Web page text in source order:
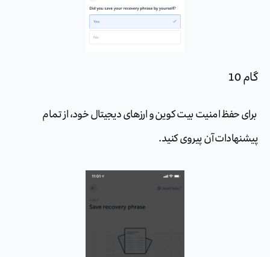
گام 10
برای حفظ امنیت بیت کوین و ارزهای دیجیتال خود، از تمام
پیشنهادات آن پیروی کنید.